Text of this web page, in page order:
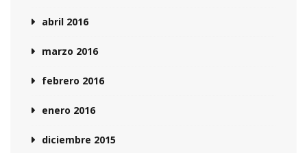
abril 2016
marzo 2016
febrero 2016
enero 2016
diciembre 2015